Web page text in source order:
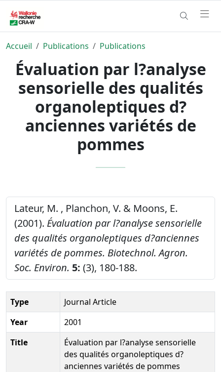
Accueil Publications Publications
Évaluation par l?analyse
sensorielle des qualités
organoleptiques d?
anciennes variétés de
pommes
Lateur, M. , Planchon, V. & Moons, E.
(2001). Évaluation par l?analyse sensorielle
des qualités organoleptiques d?anciennes
variétés de pommes. Biotechnol. Agron.
Soc. Environ. 5: (3), 180-188.
Type
Journal Article
Year
2001
Title
Évaluation par l?analyse sensorielle
des qualités organoleptiques d?
anciennes variétés de pommes